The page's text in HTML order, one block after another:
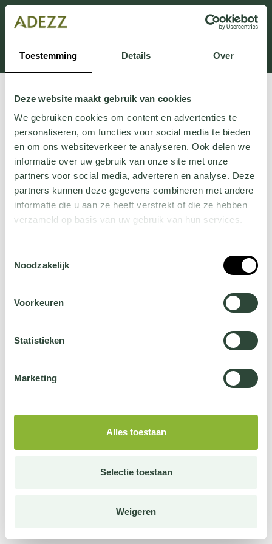
Toestemming Details Over
Deze website maakt gebruik van cookies
We gebruiken cookies om content en advertenties te
personaliseren, om functies voor social media te bieden
en om ons websiteverkeer te analyseren. Ook delen we
informatie over uw gebruik van onze site met onze
partners voor social media, adverteren en analyse. Deze
partners kunnen deze gegevens combineren met andere
informatie die u aan ze heeft verstrekt of die ze hebben
verzameld op basis van uw gebruik van hun services.
jehier.
Noodzakelijk
Voorkeuren
Statistieken
Marketing
Alles toestaan
Selectie toestaan
Weigeren
Dit onderdeel is momenteel in onderhoud.
Als je informatie mist kun je ons bellen +31 413 274
168 of mailen
Customersupport@adezz.com.